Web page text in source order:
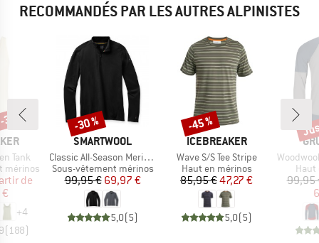
RECOMMANDÉS PAR LES AUTRES ALPINISTES
Tank
mérinos
réduit
de
+4
(188)
%
MARQUE
SMARTWOOL
Article
Classic All-Season Merino Base Layer 1/4 Zip Boxed
Product group
Sous-vêtement mérinos
Prix
99,95 €Prix réduit
69,97 €
5,0(5)
Remise
-30 %
MARQUE
ICEBREAKER
Article
Wave S/S Tee Stripe
Product group
Haut en mérinos
Prix
85,95 €Prix réduit
47,27 €
5,0(5)
Remise
-45 %
Article
Woodwool
Haut
99,95